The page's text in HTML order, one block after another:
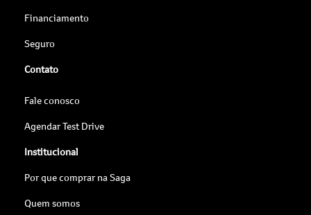
Financiamento
Seguro
Contato
Fale conosco
Agendar Test Drive
Institucional
Por que comprar na Saga
Quem somos